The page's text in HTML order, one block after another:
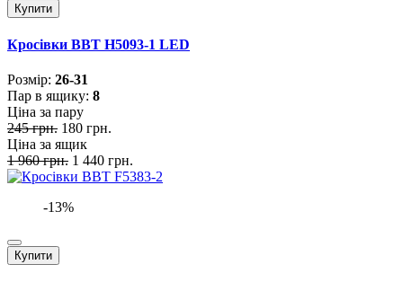
Купити
Кросівки BBT H5093-1 LED
Розмiр: 26-31
Пар в ящику: 8
Ціна за пару
245 грн. 180 грн.
Ціна за ящик
1 960 грн. 1 440 грн.
-13%
Купити